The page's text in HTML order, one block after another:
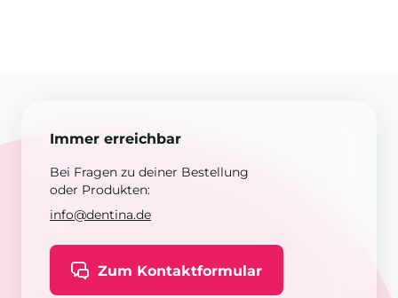
Immer erreichbar
Bei Fragen zu deiner Bestellung
oder Produkten:
info@dentina.de
Zum Kontaktformular